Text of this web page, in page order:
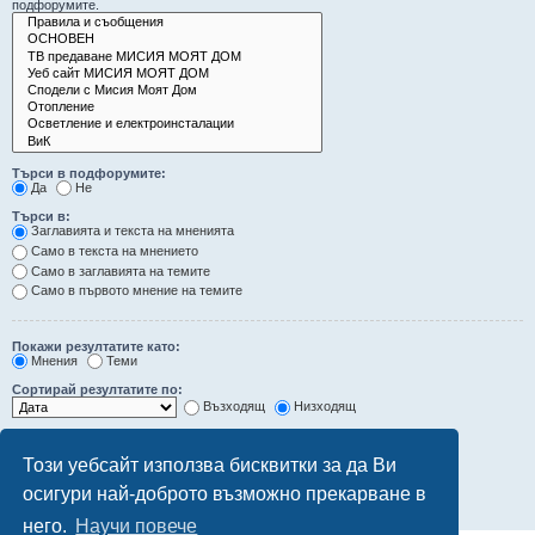
Този уебсайт използва бисквитки за да Ви
осигури най-доброто възможно прекарване в
него. Научи повече
подфорумите.
Търси в подфорумите:
Да
Не
Търси в:
Заглавията и текста на мненията
Само в текста на мнението
Само в заглавията на темите
Само в първото мнение на темите
Покажи резултатите като:
Мнения
Теми
Сортирай резултатите по:
Възходящ
Низходящ
Покажи първите:
символа от мненията